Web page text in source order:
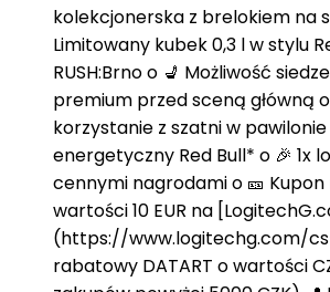
kolekcjonerska z brelokiem na
Limitowany kubek 0,3 l w stylu
RUSH:Brno o 💺 Możliwość
premium przed sceną główną
korzystanie z szatni w pawilonie
energetyczny Red Bull* o 🎉 1x
cennymi nagrodami o 🎫
wartości 10 EUR na
(https://www.logitechg.com/
rabatowy DATART o wartości